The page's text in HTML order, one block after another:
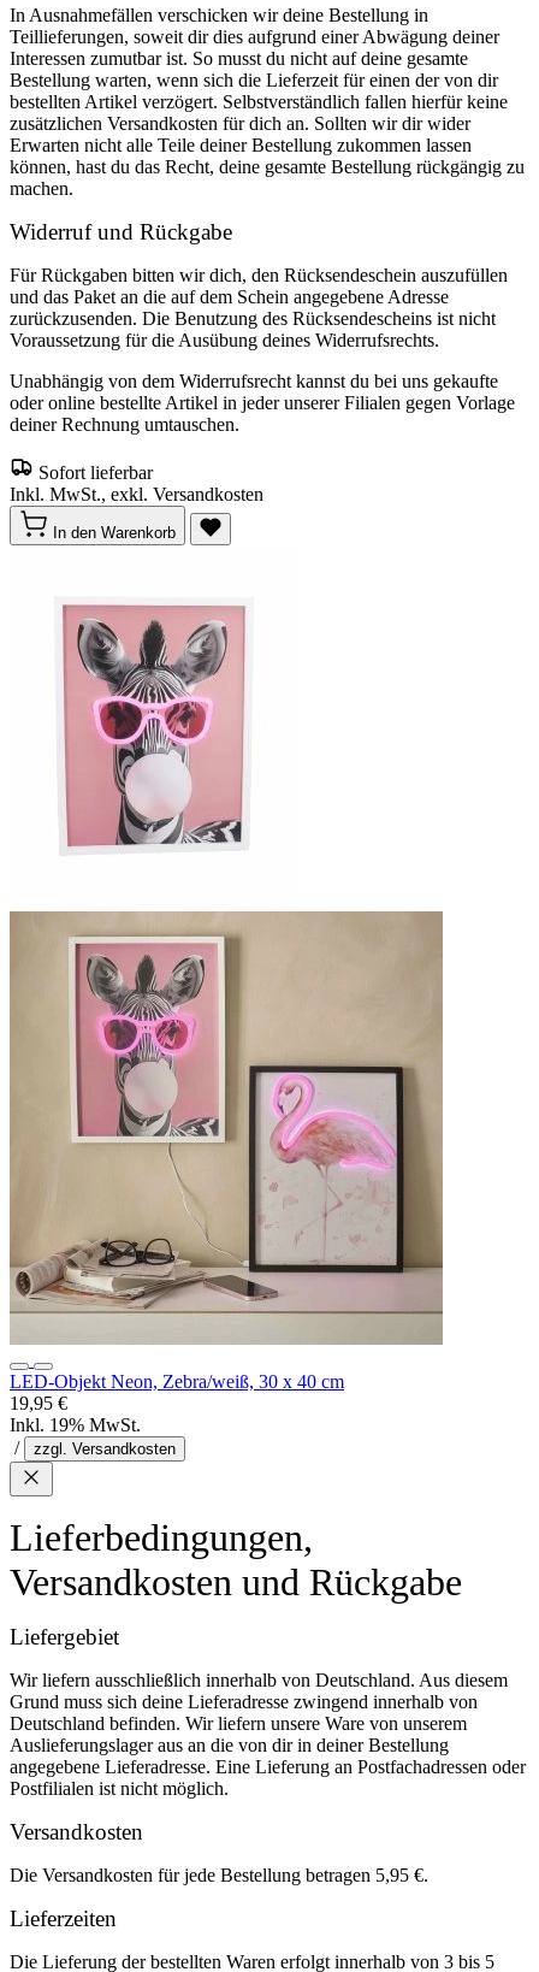
In Ausnahmefällen verschicken wir deine Bestellung in
Teillieferungen, soweit dir dies aufgrund einer Abwägung deiner
Interessen zumutbar ist. So musst du nicht auf deine gesamte
Bestellung warten, wenn sich die Lieferzeit für einen der von dir
bestellten Artikel verzögert. Selbstverständlich fallen hierfür keine
zusätzlichen Versandkosten für dich an. Sollten wir dir wider
Erwarten nicht alle Teile deiner Bestellung zukommen lassen
können, hast du das Recht, deine gesamte Bestellung rückgängig zu
machen.
Widerruf und Rückgabe
Für Rückgaben bitten wir dich, den Rücksendeschein auszufüllen
und das Paket an die auf dem Schein angegebene Adresse
zurückzusenden. Die Benutzung des Rücksendescheins ist nicht
Voraussetzung für die Ausübung deines Widerrufsrechts.
Unabhängig von dem Widerrufsrecht kannst du bei uns gekaufte
oder online bestellte Artikel in jeder unserer Filialen gegen Vorlage
deiner Rechnung umtauschen.
Sofort lieferbar
Inkl. MwSt., exkl. Versandkosten
In den Warenkorb
LED-Objekt Neon, Zebra/weiß, 30 x 40 cm
19,95 €
Inkl. 19% MwSt.
/
zzgl. Versandkosten
Lieferbedingungen,
Versandkosten und Rückgabe
Liefergebiet
Wir liefern ausschließlich innerhalb von Deutschland. Aus diesem
Grund muss sich deine Lieferadresse zwingend innerhalb von
Deutschland befinden. Wir liefern unsere Ware von unserem
Auslieferungslager aus an die von dir in deiner Bestellung
angegebene Lieferadresse. Eine Lieferung an Postfachadressen oder
Postfilialen ist nicht möglich.
Versandkosten
Die Versandkosten für jede Bestellung betragen 5,95 €.
Lieferzeiten
Die Lieferung der bestellten Waren erfolgt innerhalb von 3 bis 5